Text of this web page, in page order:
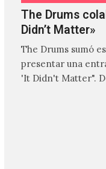
The Drums
Didn’t Matter»
The Drums sumó
presentar una
'It Didn't Matter".